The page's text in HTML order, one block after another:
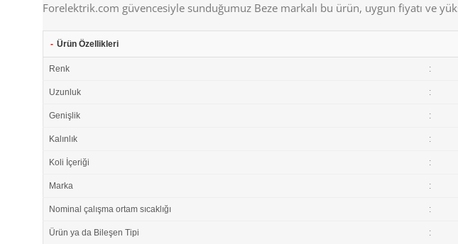
Forelektrik.com güvencesiyle sunduğumuz Beze markalı bu ürün, uygun fiyatı ve
- Ürün Özellikleri
Renk :
Uzunluk :
Genişlik :
Kalınlık :
Koli İçeriği :
Marka :
Nominal çalışma ortam sıcaklığı :
Ürün ya da Bileşen Tipi :